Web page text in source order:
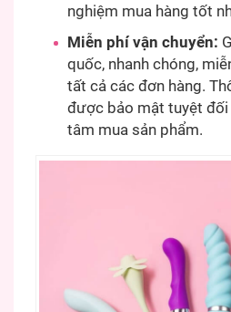
nghiệm mua hàng tốt
Miễn phí vận chuyển:
quốc, nhanh chóng,
tất cả các đơn hàng.
được bảo mật tuyệt đối
tâm mua sản phẩm.